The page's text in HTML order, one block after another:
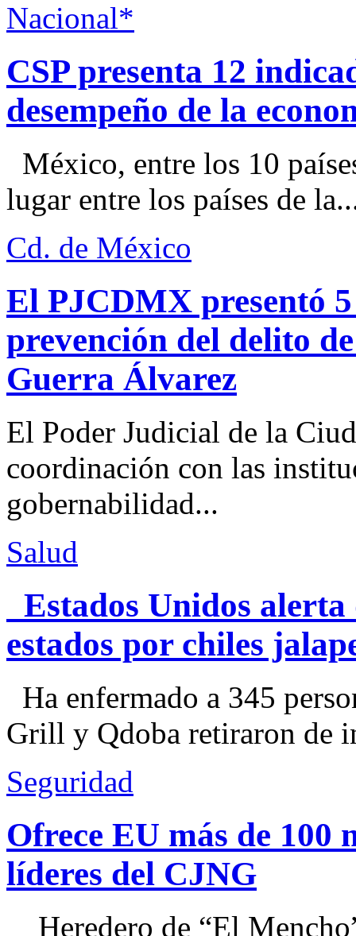
Nacional*
CSP presenta 12
desempeño de la
México, entre los 10
lugar entre los países de
Cd. de México
El PJCDMX presentó
prevención del delito
Guerra Álvarez
El Poder Judicial de la
coordinación con las
gobernabilidad...
Salud
Estados Unidos alerta
estados por chiles
Ha enfermado a 345
Grill y Qdoba retiraron de
Seguridad
Ofrece EU más de 100
líderes del CJNG
Heredero de “El